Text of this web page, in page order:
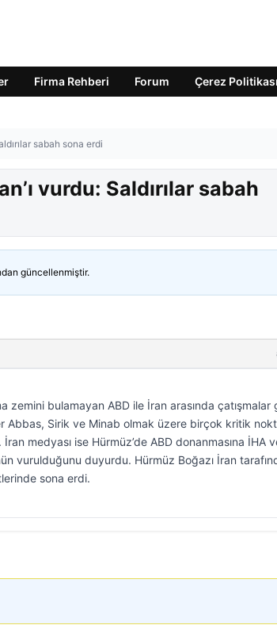
Firma Rehberi Forum Çerez Politikası
sabah sona erdi
vurdu: Saldırılar sabah
güncellenmiştir.
bulamayan ABD ile İran arasında çatışmalar
Abbas, Sirik ve Minab olmak üzere birçok kritik
medyası ise Hürmüz’de ABD donanmasına İHA
vurulduğunu duyurdu. Hürmüz Boğazı İran
sona erdi.